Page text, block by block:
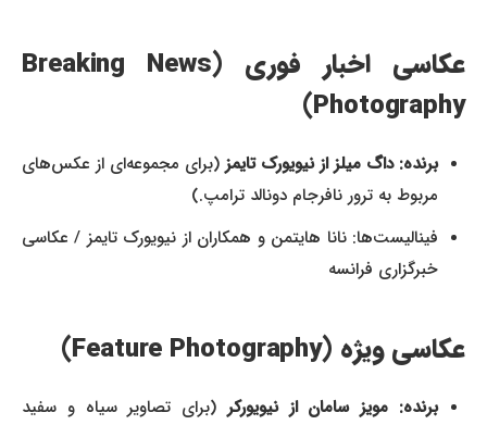
عکاسی اخبار فوری (Breaking News
Photography)
برنده: داگ میلز از نیویورک تایمز(برای مجموعه‌ای از عکس‌های
مربوط به ترور نافرجام دونالد ترامپ.)
فینالیست‌ها: نانا هایتمن و همکاران از نیویورک تایمز / عکاسی
خبرگزاری فرانسه
عکاسی ویژه (Feature Photography)
برنده: مویز سامان از نیویورکر(برای تصاویر سیاه و سفید